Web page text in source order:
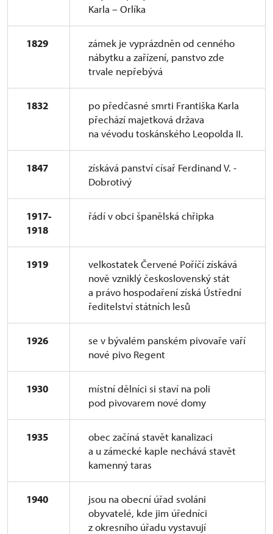
Karla – Orlíka
1829
zámek je vyprázdněn od cenného
nábytku a zařízení, panstvo zde
trvale nepřebývá
1832
po předčasné smrti Františka Karla
přechází majetková država
na vévodu toskánského Leopolda II.
1847
získává panství císař Ferdinand V. -
Dobrotivý
1917-
1918
řádí v obci španělská chřipka
1919
velkostatek Červené Poříčí získává
nově vzniklý československý stát
a právo hospodaření získá Ústřední
ředitelství státních lesů
1926
se v bývalém panském pivovaře vaří
nové pivo Regent
1930
místní dělníci si staví na poli
pod pivovarem nové domy
1935
obec začíná stavět kanalizaci
a u zámecké kaple nechává stavět
kamenný taras
1940
jsou na obecní úřad svoláni
obyvatelé, kde jim úředníci
z okresního úřadu vystavují